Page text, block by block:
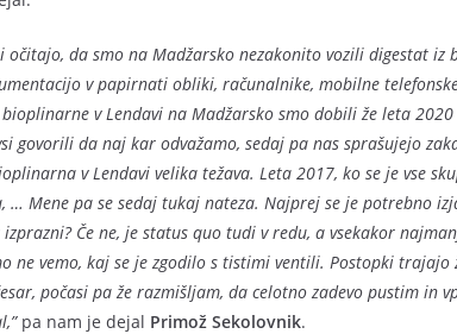
očitajo, da smo na Madžarsko nezakonito vozili digestat iz
v papirnati obliki, računalnike, mobilne
v Lendavi na Madžarsko smo dobili že leta
govorili da naj kar odvažamo, sedaj pa nas sprašujejo
v Lendavi velika težava. Leta 2017, ko se je vse
… Mene pa se sedaj tukaj nateza. Najprej se je potrebno
Če ne, je status quo tudi v redu, a vsekakor
ne vemo, kaj se je zgodilo s tistimi ventili. Postopki trajajo
počasi pa že razmišljam, da celotno zadevo pustim in
pa nam je dejal Primož Sekolovnik.